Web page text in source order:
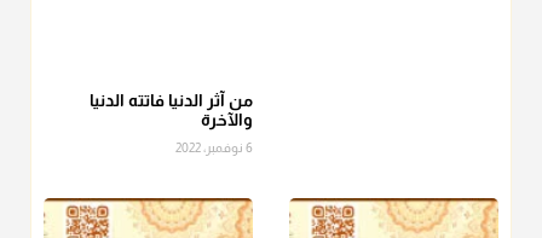
الصاع..فمن شق عليه إخراج الطعام هذه الأيام وأراد إخراج القيمة
أ.د. صالح الشمراني
من آثر الدنيا فاتته الدنيا
والآخرة
6 نوفمبر، 2022